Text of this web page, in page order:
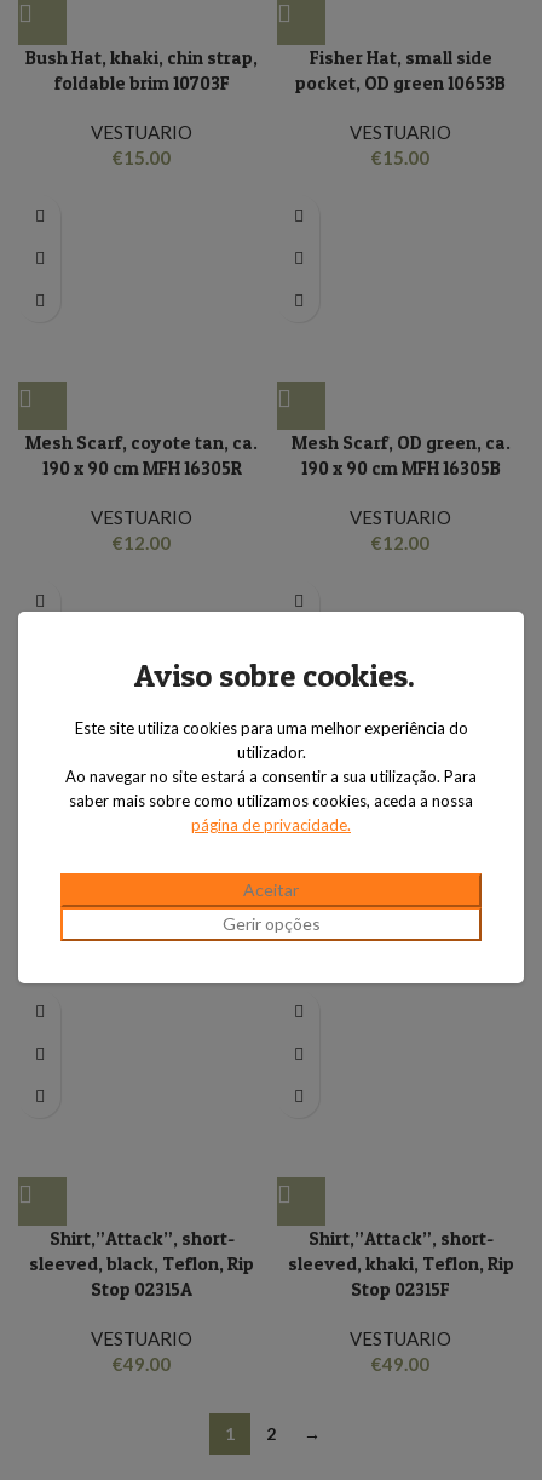
Bush Hat, khaki, chin strap,
foldable brim 10703F
VESTUARIO
€15.00
Fisher Hat, small side
pocket, OD green 10653B
VESTUARIO
€15.00
Mesh Scarf, coyote tan, ca.
190 x 90 cm MFH 16305R
VESTUARIO
€12.00
Mesh Scarf, OD green, ca.
190 x 90 cm MFH 16305B
VESTUARIO
€12.00
Shirt, “Attack”, long-
Stop MFH 02325F
Shirt, “Attack”, long-
Rip Stop 02325B
Shirt,”Attack”, short-
sleeved, black, Teflon, Rip
Stop 02315A
VESTUARIO
€49.00
Shirt,”Attack”, short-
sleeved, khaki, Teflon, Rip
Stop 02315F
VESTUARIO
€49.00
1 2 →
Aviso sobre cookies.
Este site utiliza cookies para uma melhor experiência do
utilizador.
Ao navegar no site estará a consentir a sua utilização. Para
saber mais sobre como utilizamos cookies, aceda a nossa
página de privacidade.
Aceitar
Gerir opções